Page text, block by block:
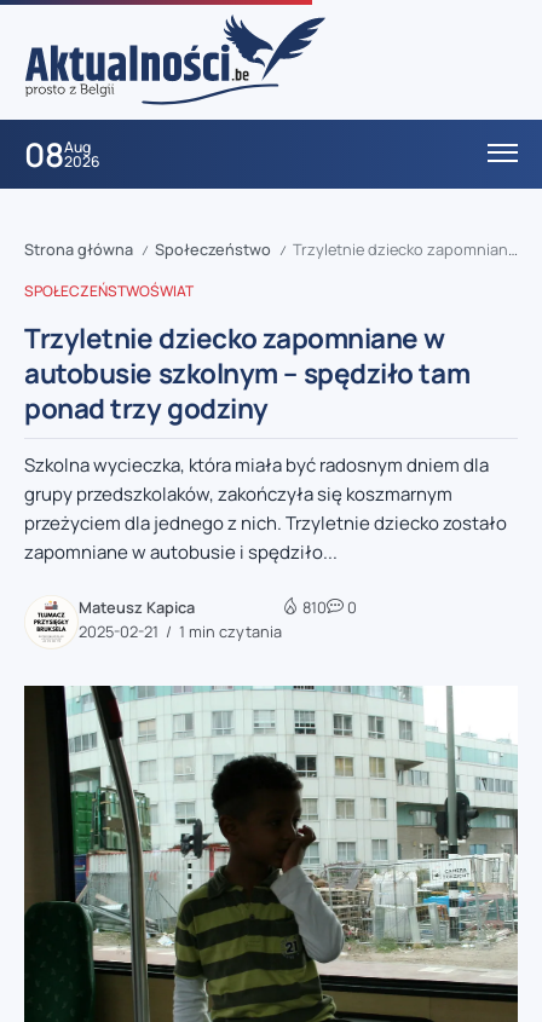
08Aug
2026
Strona główna / Społeczeństwo / Trzyletnie dziecko zapomniane w autobusie szkolnym – spędziło tam ponad trzy godziny
SPOŁECZEŃSTWOŚWIAT
Trzyletnie dziecko zapomniane w
autobusie szkolnym – spędziło tam
ponad trzy godziny
Szkolna wycieczka, która miała być radosnym dniem dla
grupy przedszkolaków, zakończyła się koszmarnym
przeżyciem dla jednego z nich. Trzyletnie dziecko zostało
zapomniane w autobusie i spędziło...
Mateusz Kapica
2025-02-21
1 min czytania
810 0